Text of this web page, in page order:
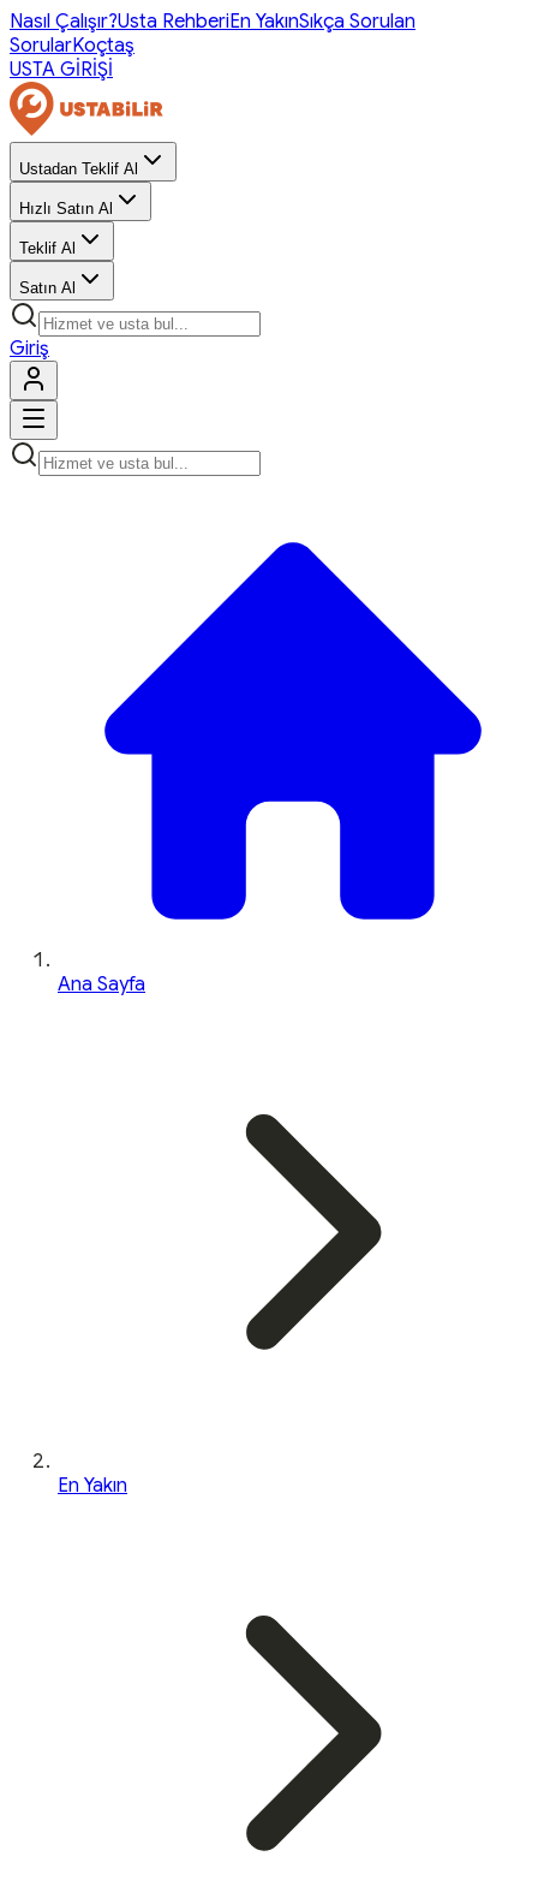
Nasıl Çalışır?Usta RehberiEn YakınSıkça Sorulan
SorularKoçtaş
USTA GİRİŞİ
Ustadan Teklif Al
Hızlı Satın Al
Teklif Al
Satın Al
Giriş
Ana Sayfa
En Yakın